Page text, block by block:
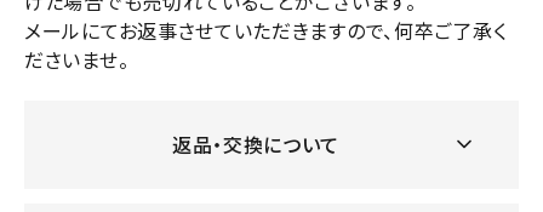
メールにてお返事させていただきますので、何卒ご了承く
ださいませ。
返品・交換について